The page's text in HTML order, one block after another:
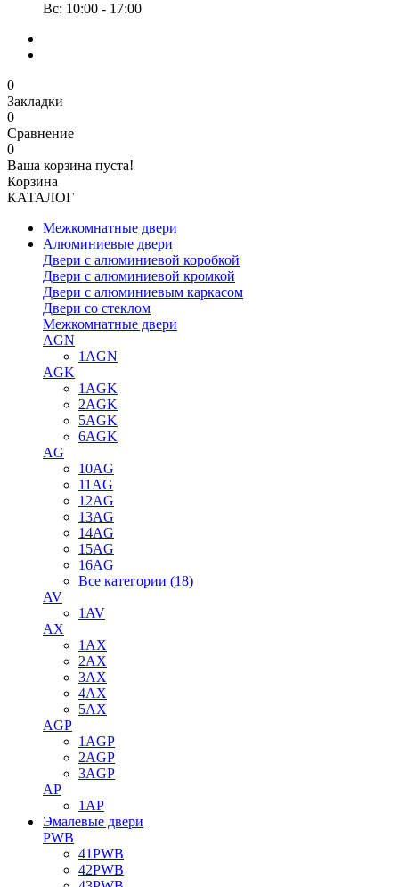
Вс: 10:00 - 17:00
0
Закладки
0
Сравнение
0
Ваша корзина пуста!
Корзина
КАТАЛОГ
Межкомнатные двери
Алюминиевые двери
Двери с алюминиевой коробкой
Двери с алюминиевой кромкой
Двери с алюминиевым каркасом
Двери со стеклом
Межкомнатные двери
AGN
1AGN
AGK
1AGK
2AGK
5AGK
6AGK
AG
10AG
11AG
12AG
13AG
14AG
15AG
16AG
Все категории (18)
AV
1AV
AX
1AX
2AX
3AX
4AX
5AX
AGP
1AGP
2AGP
3AGP
AP
1AP
Эмалевые двери
PWB
41PWB
42PWB